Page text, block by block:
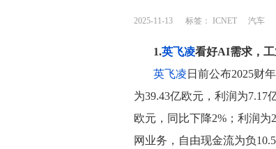
2025-11-13 标签： ICNET 汽车
1.英飞凌看好AI需求，
英飞凌 日前公布2025财
为39.43亿欧元，利润为7.17
欧元，同比下降2%；利润为
网业务，自由现金流为负